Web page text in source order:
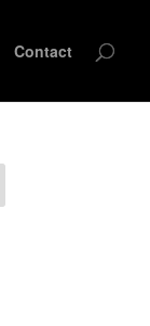
Contact